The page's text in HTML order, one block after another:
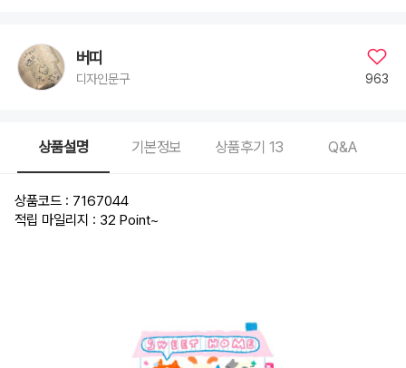
버띠
디자인문구 963
상품설명 기본정보 상품후기 13 Q&A
상품코드 : 7167044
적립 마일리지 : 32 Point~